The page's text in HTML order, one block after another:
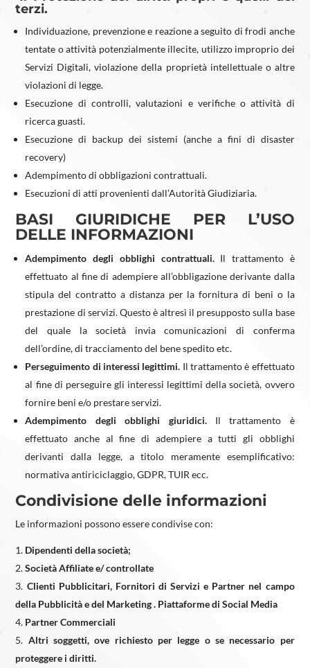
terzi.
Individuazione, prevenzione e reazione a seguito di frodi anche
tentate o attività potenzialmente illecite, utilizzo improprio dei
Servizi Digitali, violazione della proprietà intellettuale o altre
violazioni di legge.
Esecuzione di controlli, valutazioni e verifiche o attività di
ricerca guasti.
Esecuzione di backup dei sistemi (anche a fini di disaster
recovery)
Adempimento di obbligazioni contrattuali.
Esecuzioni di atti provenienti dall’Autorità Giudiziaria.
BASI GIURIDICHE PER L’USO
DELLE INFORMAZIONI
Adempimento degli obblighi contrattuali.Il trattamento è
effettuato al fine di adempiere all’obbligazione derivante dalla
stipula del contratto a distanza per la fornitura di beni o la
prestazione di servizi. Questo è altresì il presupposto sulla base
del quale la società invia comunicazioni di conferma
dell’ordine, di tracciamento del bene spedito etc.
Perseguimento di interessi legittimi. Il trattamento è effettuato
al fine di perseguire gli interessi legittimi della società, ovvero
fornire beni e/o prestare servizi.
Adempimento degli obblighi giuridici.Il trattamento è
effettuato anche al fine di adempiere a tutti gli obblighi
derivanti dalla legge, a titolo meramente esemplificativo:
normativa antiriciclaggio, GDPR, TUIR ecc.
Condivisione delle informazioni
Le informazioni possono essere condivise con:
Dipendenti della società;
Società Affiliate e/ controllate
Clienti Pubblicitari, Fornitori di Servizi e Partner nel campo
della Pubblicità e del Marketing . Piattaforme di Social Media
Partner Commerciali
Altri soggetti, ove richiesto per legge o se necessario per
proteggere i diritti.